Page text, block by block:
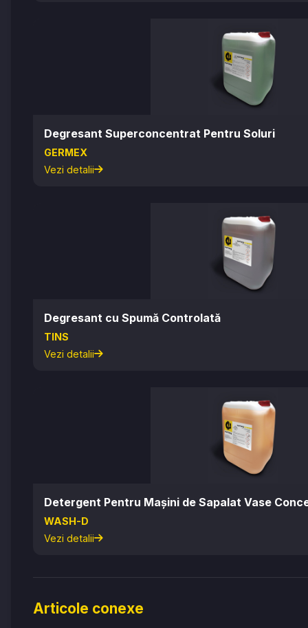
Degresant Superconcentrat Pentru Soluri
GERMEX
Vezi detalii
Degresant cu Spumă Controlată
TINS
Vezi detalii
Detergent Pentru Mașini de Sapalat Vase
WASH-D
Vezi detalii
Articole conexe